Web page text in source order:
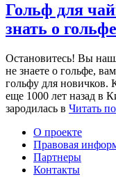
Гольф для
знать о гольфе
Остановитесь! Вы
не знаете о гольфе,
гольфу для новичков.
еще 1000 лет назад в
зародилась в Читать
О проекте
Правовая
Партнеры
Контакты